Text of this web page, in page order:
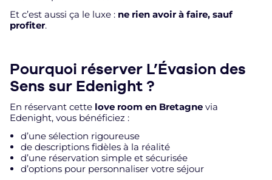
Et c’est aussi ça le luxe : ne rien avoir à faire, sauf
profiter.
Pourquoi réserver L’Évasion des
Sens sur Edenight ?
En réservant cette love room en Bretagne via
Edenight, vous bénéficiez :
d’une sélection rigoureuse
de descriptions fidèles à la réalité
d’une réservation simple et sécurisée
d’options pour personnaliser votre séjour